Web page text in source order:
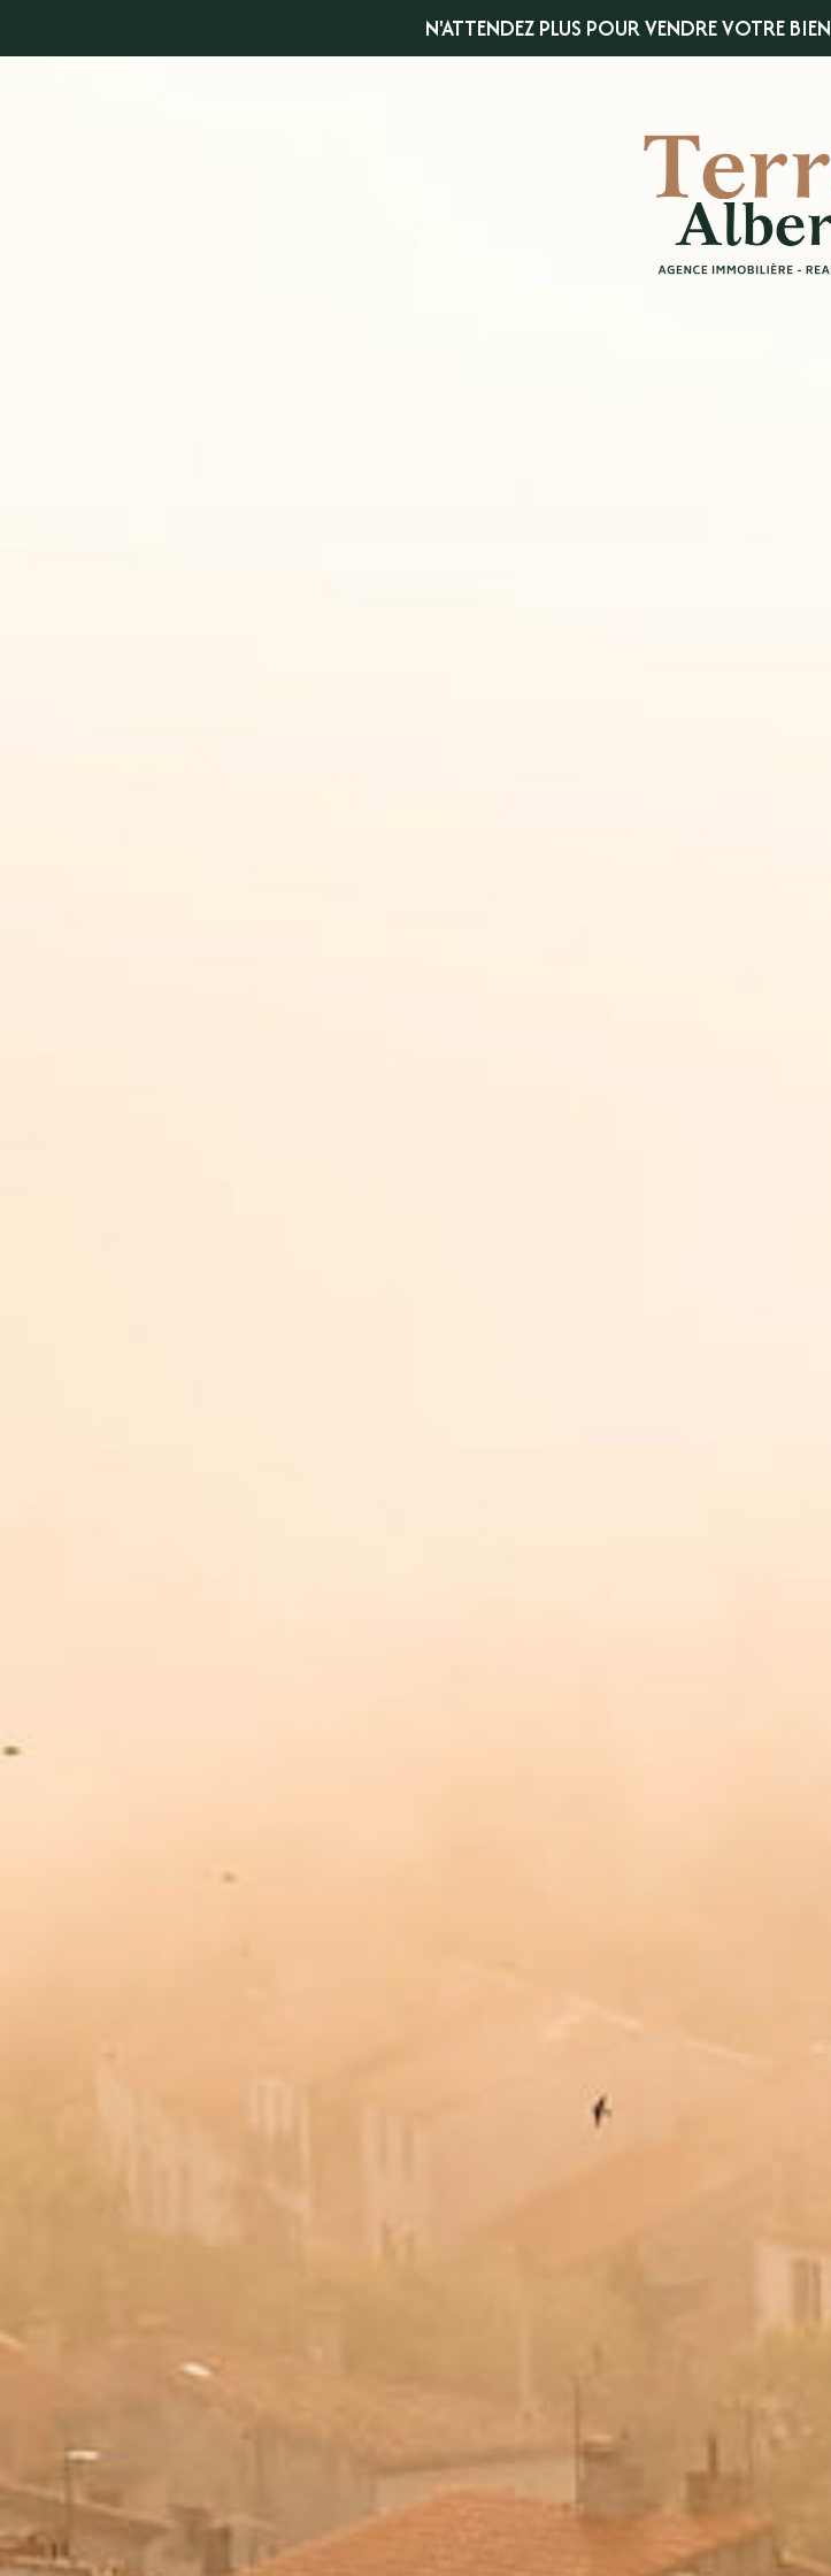
N'ATTENDEZ PLUS POUR VENDRE VOTRE BIEN